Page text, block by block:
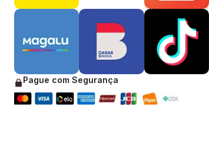
Pague com Segurança